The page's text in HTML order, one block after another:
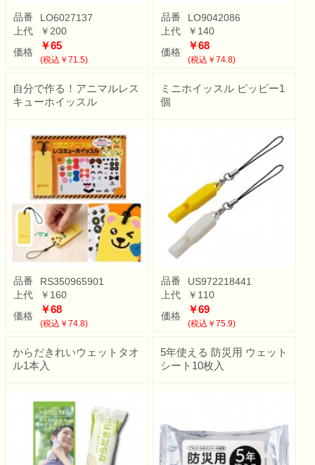
品番
LO6027137
上代
￥200
価格
￥65
(税込￥71.5)
品番
LO9042086
上代
￥140
価格
￥68
(税込￥74.8)
自分で作る！アニマルレス
キューホイッスル
品番
RS350965901
上代
￥160
価格
￥68
(税込￥74.8)
ミニホイッスル ピッピー1
個
品番
US972218441
上代
￥110
価格
￥69
(税込￥75.9)
からだきれいウェットタオ
ル1本入
5年使える 防災用 ウェット
シート10枚入